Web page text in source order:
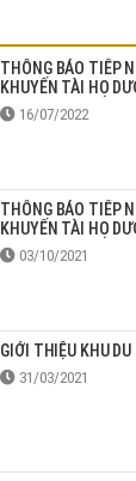
THÔNG BÁO TIẾP
KHUYẾN TÀI HỌ
16/07/2022
THÔNG BÁO TIẾP
KHUYẾN TÀI HỌ
03/10/2021
GIỚI THIỆU KHU DU
31/03/2021